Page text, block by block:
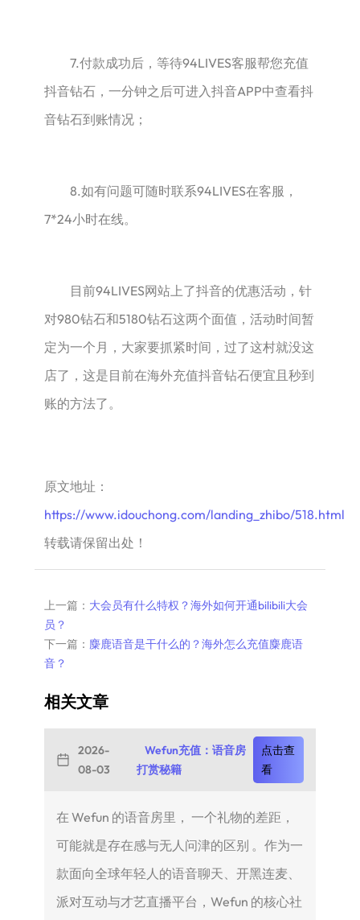
7.付款成功后，等待94LIVES客服帮您充值
抖音钻石，一分钟之后可进入抖音APP中查看抖
音钻石到账情况；
8.如有问题可随时联系94LIVES在客服，
7*24小时在线。
目前94LIVES网站上了抖音的优惠活动，针
对980钻石和5180钻石这两个面值，活动时间暂
定为一个月，大家要抓紧时间，过了这村就没这
店了，这是目前在海外充值抖音钻石便宜且秒到
账的方法了。
原文地址：
https://www.idouchong.com/landing_zhibo/518.html
转载请保留出处！
上一篇： 大会员有什么特权？海外如何开通bilibili大会
员？
下一篇： 麋鹿语音是干什么的？海外怎么充值麋鹿语
音？
相关文章
2026-
08-03
Wefun充值：语音房
打赏秘籍
点击查
看
在 Wefun 的语音房里， 一个礼物的差距，
可能就是存在感与无人问津的区别 。作为一
款面向全球年轻人的语音聊天、开黑连麦、
派对互动与才艺直播平台，Wefun 的核心社